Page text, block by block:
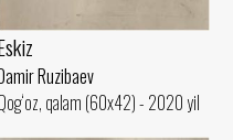
Ruzibaev
qalam (60x42) - 2020 yil